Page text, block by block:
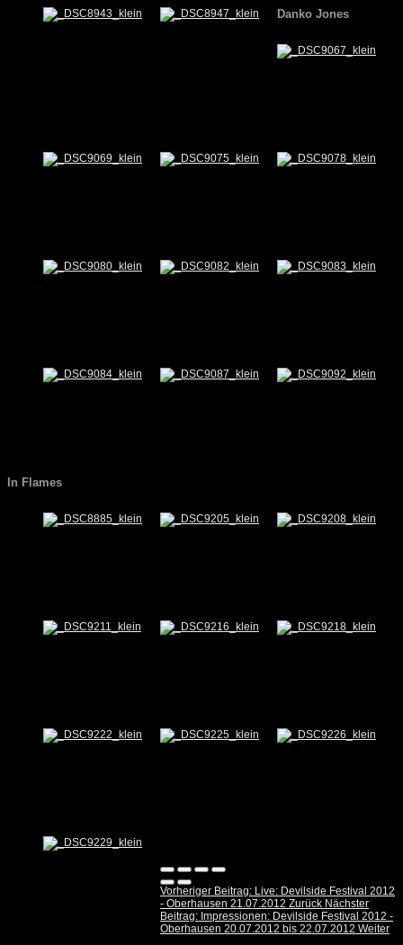
Danko Jones
In Flames
Vorheriger Beitrag: Live: Devilside Festival 2012
- Oberhausen 21.07.2012 Zurück Nächster
Beitrag: Impressionen: Devilside Festival 2012 -
Oberhausen 20.07.2012 bis 22.07.2012 Weiter